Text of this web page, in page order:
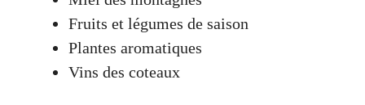
Fruits et légumes de saison
Plantes aromatiques
Vins des coteaux